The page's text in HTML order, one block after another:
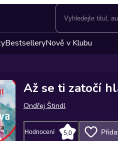
BestselleryNově v Klubu
Až se ti zatočí
Ondřej Štindl
Hodnocení 5,0